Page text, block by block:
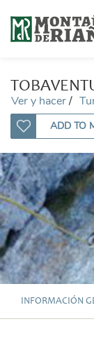
Ver y hacer
ADD TO
INFORMACIÓN